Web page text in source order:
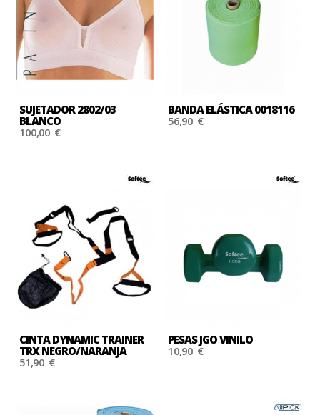
SUJETADOR 2802/03
BLANCO
100,00 €
BANDA ELÁSTICA 0018116
56,90 €
CINTA DYNAMIC TRAINER
TRX NEGRO/NARANJA
51,90 €
PESAS JGO VINILO
10,90 €